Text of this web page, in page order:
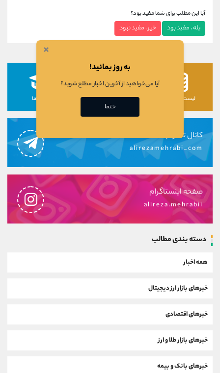
آیا این مطلب برای شما مفید بود؟
بله ، مفید بود خیر ، مفید نبود
لیست رمزارزها لیست سهام ها دوره ها
کانال تلگرام
alirezamehrabi_com
صفحه اینستاگرام
alireza.mehrabii
دسته بندی مطالب
همه اخبار
خبرهای بازار ارز دیجیتال
خبرهای اقتصادی
خبرهای بازار طلا و ارز
خبرهای بانک و بیمه
×
به روز بمانید!
آیا می‌خواهید از آخرین اخبار مطلع شوید؟
حتما